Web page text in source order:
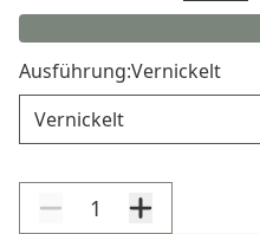
Ausführung:Vernickelt